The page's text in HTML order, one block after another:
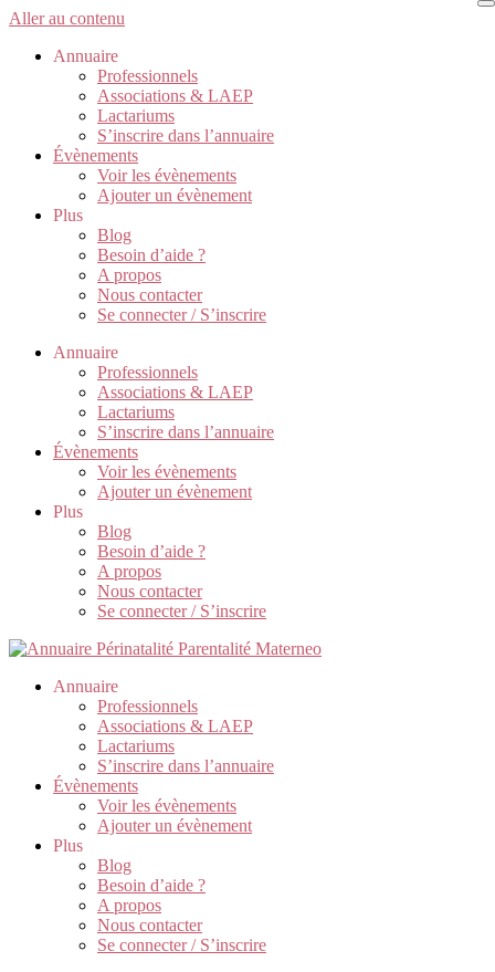
Aller au contenu
Annuaire
Professionnels
Associations & LAEP
Lactariums
S’inscrire dans l’annuaire
Évènements
Voir les évènements
Ajouter un évènement
Plus
Blog
Besoin d’aide ?
A propos
Nous contacter
Se connecter / S’inscrire
Annuaire
Professionnels
Associations & LAEP
Lactariums
S’inscrire dans l’annuaire
Évènements
Voir les évènements
Ajouter un évènement
Plus
Blog
Besoin d’aide ?
A propos
Nous contacter
Se connecter / S’inscrire
Annuaire
Professionnels
Associations & LAEP
Lactariums
S’inscrire dans l’annuaire
Évènements
Voir les évènements
Ajouter un évènement
Plus
Blog
Besoin d’aide ?
A propos
Nous contacter
Se connecter / S’inscrire